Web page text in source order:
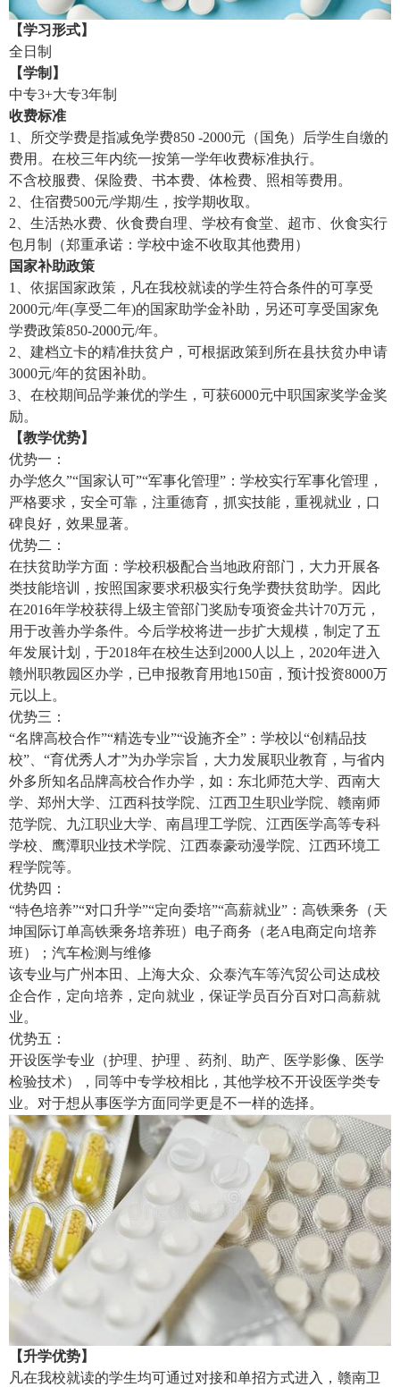
【学习形式】
全日制
【学制】
中专3+大专3年制
收费标准
1、所交学费是指减免学费850 -2000元（国免）后学生自缴的
费用。在校三年内统一按第一学年收费标准执行。
不含校服费、保险费、书本费、体检费、照相等费用。
2、 住宿费500元/学期/生，按学期收取。
2、生活热水费、伙食费自理、学校有食堂、超市、伙食实行
包月制（郑重承诺：学校中途不收取其他费用）
国家补助政策
1、依据国家政策，凡在我校就读的学生符合条件的可享受
2000元/年(享受二年)的国家助学金补助，另还可享受国家免
学费政策850-2000元/年。
2、建档立卡的精准扶贫户，可根据政策到所在县扶贫办申请
3000元/年的贫困补助。
3、在校期间品学兼优的学生，可获6000元中职国家奖学金奖
励。
【教学优势】
优势一：
办学悠久”“国家认可”“军事化管理”：学校实行军事化管理，
严格要求，安全可靠，注重德育，抓实技能，重视就业，口
碑良好，效果显著。
优势二：
在扶贫助学方面：学校积极配合当地政府部门，大力开展各
类技能培训，按照国家要求积极实行免学费扶贫助学。因此
在2016年学校获得上级主管部门奖励专项资金共计70万元，
用于改善办学条件。今后学校将进一步扩大规模，制定了五
年发展计划，于2018年在校生达到2000人以上，2020年进入
赣州职教园区办学，已申报教育用地150亩，预计投资8000万
元以上。
优势三：
“名牌高校合作”“精选专业”“设施齐全”：学校以“创精品技
校”、“育优秀人才”为办学宗旨，大力发展职业教育，与省内
外多所知名品牌高校合作办学，如：东北师范大学、西南大
学、郑州大学、江西科技学院、江西卫生职业学院、赣南师
范学院、九江职业大学、南昌理工学院、江西医学高等专科
学校、鹰潭职业技术学院、江西泰豪动漫学院、江西环境工
程学院等。
优势四：
“特色培养”“对口升学”“定向委培”“高薪就业”：高铁乘务（天
坤国际订单高铁乘务培养班）电子商务（老A电商定向培养
班）；汽车检测与维修
该专业与广州本田、上海大众、众泰汽车等汽贸公司达成校
企合作，定向培养，定向就业，保证学员百分百对口高薪就
业。
优势五：
开设医学专业（护理、护理 、药剂、助产、医学影像、医学
检验技术），同等中专学校相比，其他学校不开设医学类专
业。对于想从事医学方面同学更是不一样的选择。
【升学优势】
凡在我校就读的学生均可通过对接和单招方式进入，赣南卫